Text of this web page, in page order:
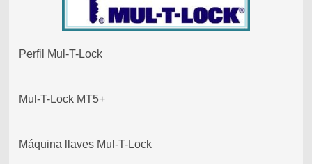
Perfil Mul-T-Lock
Mul-T-Lock MT5+
Máquina llaves Mul-T-Lock